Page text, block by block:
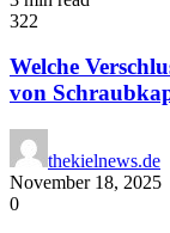
322
Welche
von
thekielnews.de
November 18, 2025
0